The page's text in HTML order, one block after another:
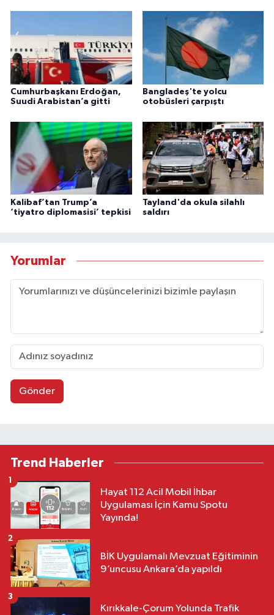
Cumhurbaşkanı Erdoğan,
Suudi Arabistan’a gitti
Bangladeş'te yolcu
otobüsleri çarpıştı
Kalibaf’tan Trump’a
‘tiyatro diplomasisi’ tepkisi
Tayland'da okula silahlı
saldırı
Yorumlar
Gönder
Trend Haberler
Hayat 112 Acil Mobil İhbar
Uygulaması İçin Kamu Spotu
Yayında!
BİK Uygulamalı Mevzuat Eğitiminin
9’uncusu Ankara’da yapıldı
2
Kırıkkale-Çorum Yolunda Trafik
3